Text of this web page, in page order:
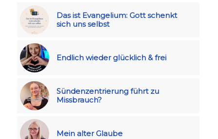
Das ist Evangelium: Gott schenkt
sich uns selbst
Endlich wieder glücklich & frei
Sündenzentrierung führt zu
Missbrauch?
Mein alter Glaube